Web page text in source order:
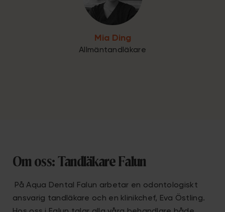
Mia Ding
Allmäntandläkare
Om oss: Tandläkare Falun
På Aqua Dental Falun arbetar en odontologiskt
ansvarig tandläkare och en klinikchef, Eva Östling.